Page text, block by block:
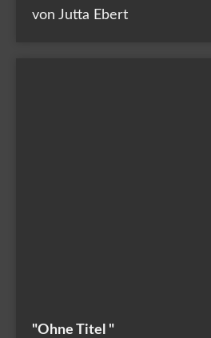
von Jutta Ebert
"Ohne Titel "